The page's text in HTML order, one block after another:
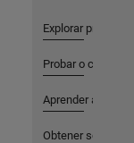
Explorar productos
Probar o comprar
Aprender a utilizar
Obtener soporte